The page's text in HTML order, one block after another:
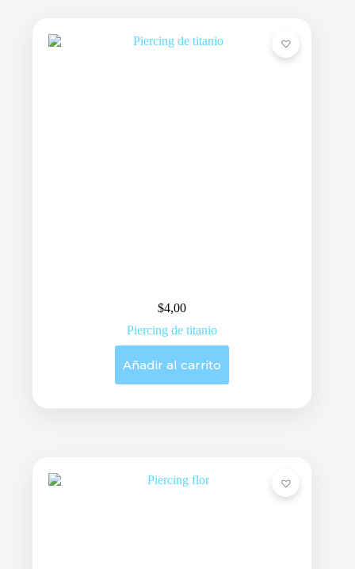
$4,00
Piercing de titanio
Añadir al carrito